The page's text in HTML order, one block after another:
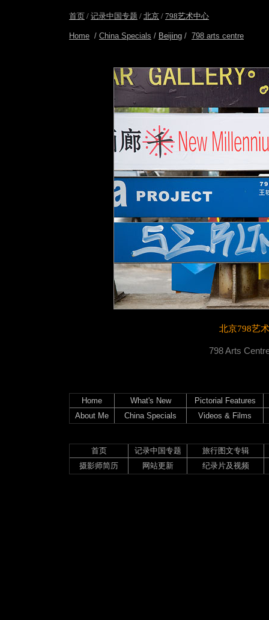
首页 / 记录中国专题 / 北京 / 798艺术中心
Home / China Specials / Beijing / 798 arts centre
北京798艺
798 Arts
Home What's New
Pictorial Features
About Me
China Specials Videos & Films
首页 记录中国专题
旅行图文专辑
摄影师简历
网站更新 纪录片及视频